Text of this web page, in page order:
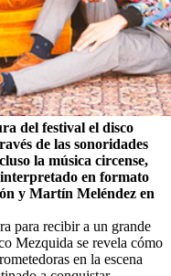
del festival el disco
de las sonoridades
la música circense,
en formato
y Martín Meléndez en
para recibir a un grande
Mezquida se revela cómo
en la escena